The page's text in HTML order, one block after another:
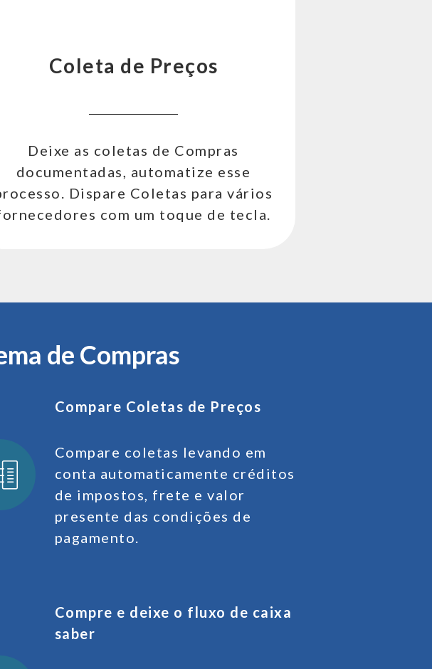
Coleta de Preços
Deixe as coletas de Compras
documentadas, automatize esse
Dispare Coletas para vários
com um toque de tecla.
de Compras
Compare Coletas de Preços
Compare coletas levando em
conta automaticamente créditos
de impostos, frete e valor
presente das condições de
pagamento.
Compre e deixe o fluxo de caixa
saber